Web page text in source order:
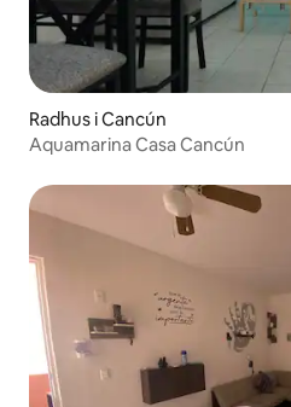
Radhus i Cancún
Aquamarina Casa Cancún